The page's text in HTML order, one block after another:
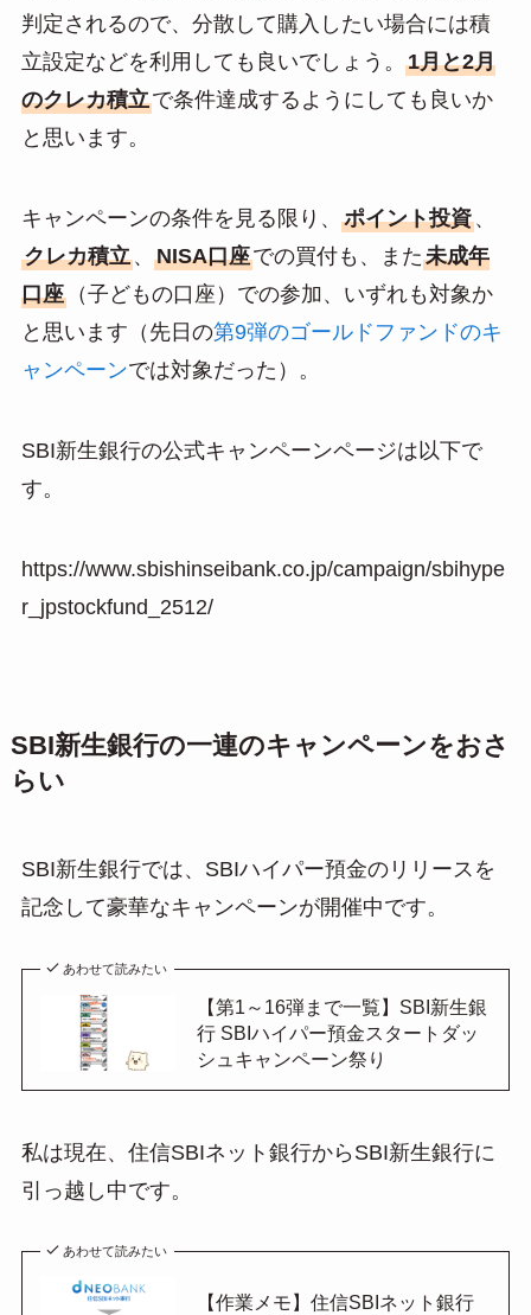
判定されるので、分散して購入したい場合には積
立設定などを利用しても良いでしょう。 1月と2月
のクレカ積立で条件達成するようにしても良いか
と思います。
キャンペーンの条件を見る限り、 ポイント投資、
クレカ積立、 NISA口座での買付も、また未成年
口座（子どもの口座）での参加、いずれも対象か
と思います（先日の第9弾のゴールドファンドのキ
ャンペーンでは対象だった）。
SBI新生銀行の公式キャンペーンページは以下で
す。
https://www.sbishinseibank.co.jp/campaign/sbihype
r_jpstockfund_2512/
SBI新生銀行の一連のキャンペーンをおさ
らい
SBI新生銀行では、SBIハイパー預金のリリースを
記念して豪華なキャンペーンが開催中です。
あわせて読みたい
【第1～16弾まで一覧】SBI新生銀
行 SBIハイパー預金スタートダッ
シュキャンペーン祭り
私は現在、住信SBIネット銀行からSBI新生銀行に
引っ越し中です。
あわせて読みたい
【作業メモ】住信SBIネット銀行